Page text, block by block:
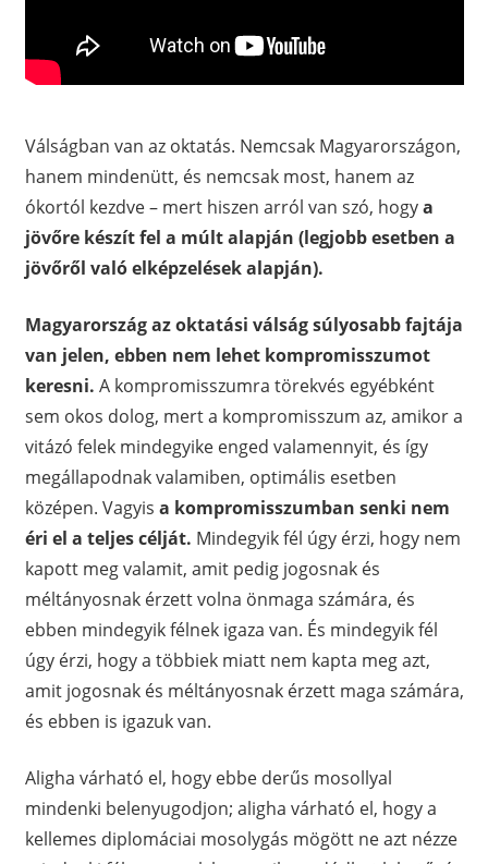
Válságban van az oktatás. Nemcsak Magyarországon,
hanem mindenütt, és nemcsak most, hanem az
ókortól kezdve – mert hiszen arról van szó, hogya
jövőre készít fel a múlt alapján (legjobb esetben a
jövőről való elképzelések alapján).
Magyarország az oktatási válság súlyosabb fajtája
van jelen, ebben nem lehet kompromisszumot
keresni. A kompromisszumra törekvés egyébként
sem okos dolog, mert a kompromisszum az, amikor a
vitázó felek mindegyike enged valamennyit, és így
megállapodnak valamiben, optimális esetben
középen. Vagyis a kompromisszumban senki nem
éri el a teljes célját. Mindegyik fél úgy érzi, hogy nem
kapott meg valamit, amit pedig jogosnak és
méltányosnak érzett volna önmaga számára, és
ebben mindegyik félnek igaza van. És mindegyik fél
úgy érzi, hogy a többiek miatt nem kapta meg azt,
amit jogosnak és méltányosnak érzett maga számára,
és ebben is igazuk van.
Aligha várható el, hogy ebbe derűs mosollyal
mindenki belenyugodjon; aligha várható el, hogy a
kellemes diplomáciai mosolygás mögött ne azt nézze